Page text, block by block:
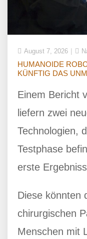
August 7, 2026
HUMANOIDE
KÜNFTIG DAS
Einem Bericht
liefern zwei
Technologien,
Testphase
erste
Diese könnten
chirurgischen
Menschen mit